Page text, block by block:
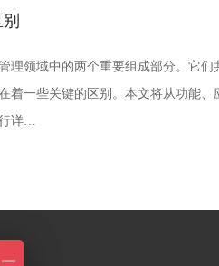
理领域中的两个重要组成部分。它们
着一些关键的区别。本文将从功能、
详…